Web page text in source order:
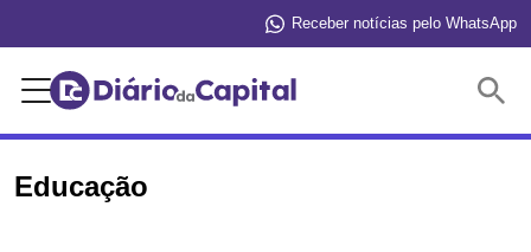
Receber notícias pelo WhatsApp
Educação